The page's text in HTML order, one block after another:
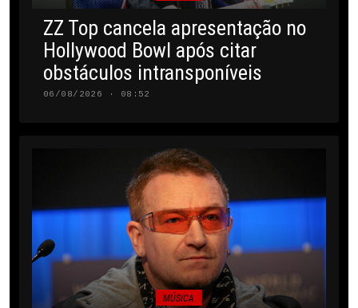
ZZ Top cancela apresentação no
Hollywood Bowl após citar
obstáculos intransponíveis
06/08/2026 · 08:52
MÚSICA